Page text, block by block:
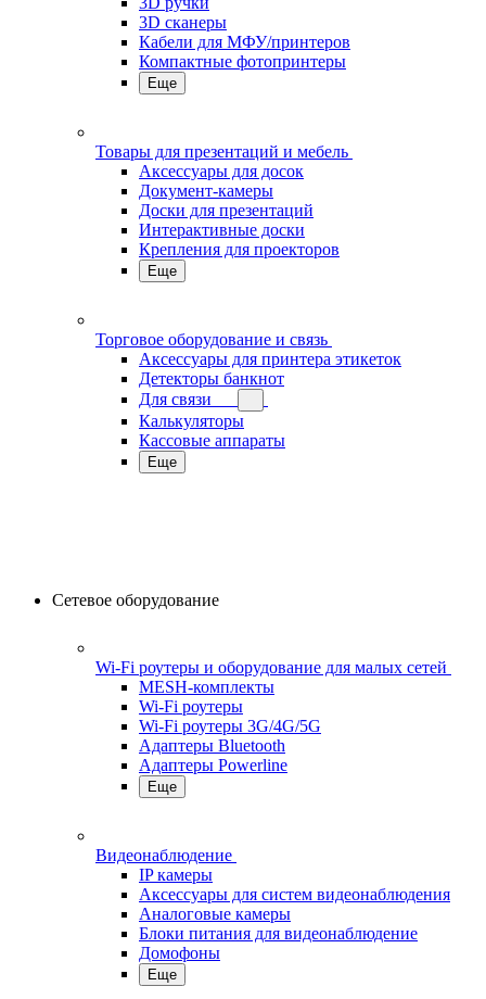
3D сканеры
Кабели для МФУ/принтеров
Компактные фотопринтеры
Еще
Товары для презентаций и мебель
Аксессуары для досок
Документ-камеры
Доски для презентаций
Интерактивные доски
Крепления для проекторов
Еще
Торговое оборудование и связь
Аксессуары для принтера этикеток
Детекторы банкнот
Для связи
Калькуляторы
Кассовые аппараты
Еще
Сетевое оборудование
Wi-Fi роутеры и оборудование для малых сетей
MESH-комплекты
Wi-Fi роутеры
Wi-Fi роутеры 3G/4G/5G
Адаптеры Bluetooth
Адаптеры Powerline
Еще
Видеонаблюдение
IP камеры
Аксессуары для систем видеонаблюдения
Аналоговые камеры
Блоки питания для видеонаблюдение
Домофоны
Еще